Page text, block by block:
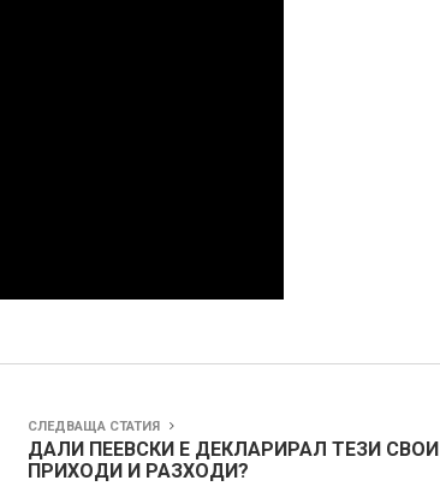
СЛЕДВАЩА СТАТИЯ
ДАЛИ ПЕЕВСКИ Е ДЕКЛАРИРАЛ ТЕЗИ СВОИ
ПРИХОДИ И РАЗХОДИ?